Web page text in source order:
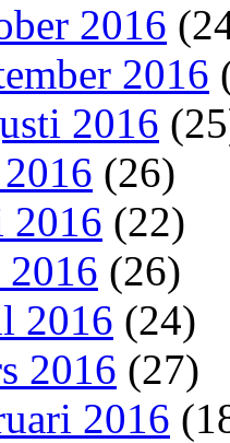
2016
2016
2016
(26)
2016 (22)
2016 (26)
2016 (24)
2016 (27)
2016